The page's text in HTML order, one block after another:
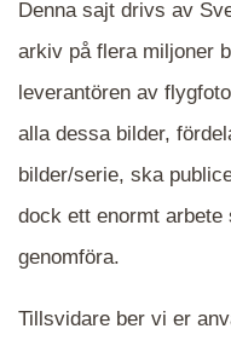
När du ser blåa,
en serie i varje.
närmare det
mappen.
Denna sajt drivs av
arkiv på flera miljoner
leverantören av
alla dessa bilder,
bilder/serie, ska
dock ett enormt
genomföra.
Tillsvidare ber vi er